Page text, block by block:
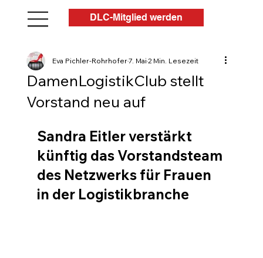
DLC-Mitglied werden
DamenLogistikClub stellt
Vorstand neu auf
Eva Pichler-Rohrhofer7. Mai2 Min. Lesezeit
Sandra Eitler verstärkt
künftig das Vorstandsteam
des Netzwerks für Frauen
in der Logistikbranche